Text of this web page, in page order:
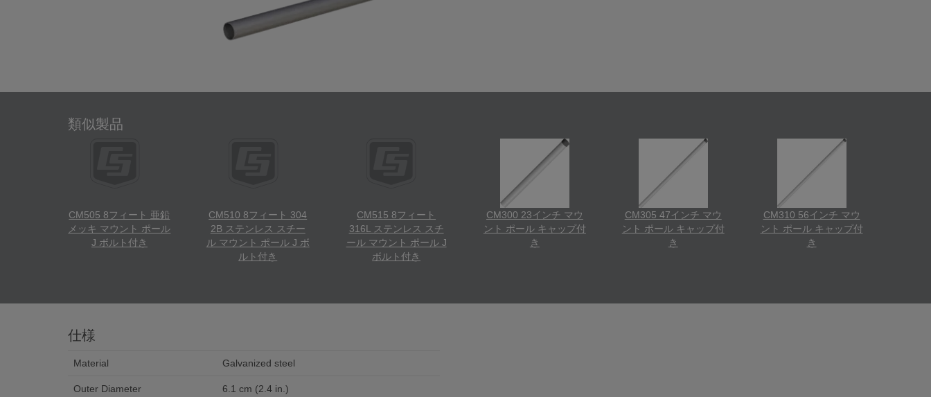
類似製品
CM505 8フィート 亜鉛
メッキ マウント ポール
J ボルト付き
CM510 8フィート 304
2B ステンレス スチー
ル マウント ポール J ボ
ルト付き
CM515 8フィート
316L ステンレス スチ
ール マウント ポール J
ボルト付き
CM300 23インチ マウ
ント ポール キャップ付
き
CM305 47インチ マウ
ント ポール キャップ付
き
CM310 56インチ マウ
ント ポール キャップ付
き
仕様
Material Galvanized steel
Outer Diameter 6.1 cm (2.4 in.)